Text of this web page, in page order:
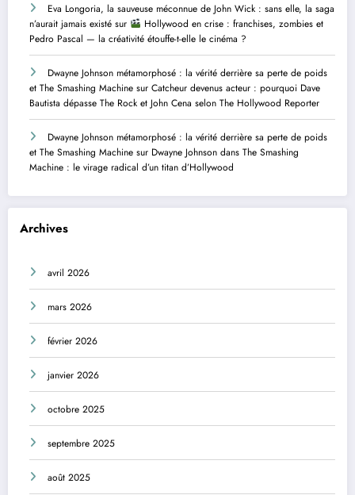
Eva Longoria, la sauveuse méconnue de John Wick : sans elle, la saga
n’aurait jamais existé sur
Hollywood en crise : franchises, zombies et
Pedro Pascal — la créativité étouffe-t-elle le cinéma ?
Dwayne Johnson métamorphosé : la vérité derrière sa perte de poids
et The Smashing Machine sur Catcheur devenus acteur : pourquoi Dave
Bautista dépasse The Rock et John Cena selon The Hollywood Reporter
Dwayne Johnson métamorphosé : la vérité derrière sa perte de poids
et The Smashing Machine sur Dwayne Johnson dans The Smashing
Machine : le virage radical d’un titan d’Hollywood
Archives
avril 2026
mars 2026
février 2026
janvier 2026
octobre 2025
septembre 2025
août 2025